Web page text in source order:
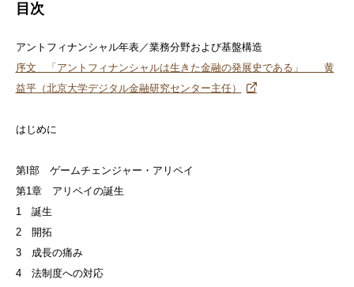
目次
アントフィナンシャル年表／業務分野および基盤構造
序文 「アントフィナンシャルは生きた金融の発展史である」 黄
益平（北京大学デジタル金融研究センター主任）
はじめに
第I部 ゲームチェンジャー・アリペイ
第1章 アリペイの誕生
1 誕生
2 開拓
3 成長の痛み
4 法制度への対応